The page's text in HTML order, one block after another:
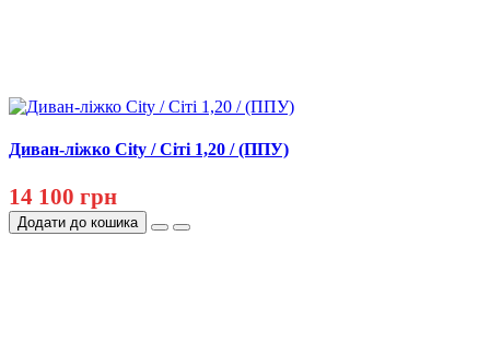
Диван-ліжко City / Сіті 1,20 / (ППУ)
14 100 грн
Додати до кошика